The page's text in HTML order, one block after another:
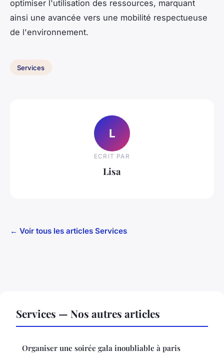
optimiser l'utilisation des ressources, marquant
ainsi une avancée vers une mobilité respectueuse
de l'environnement.
Services
L
ECRIT PAR
Lisa
← Voir tous les articles Services
Services — Nos autres articles
Organiser une soirée gala inoubliable à paris